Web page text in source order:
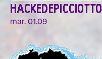
HACKEDEPICCIOTTO
mar. 01.09